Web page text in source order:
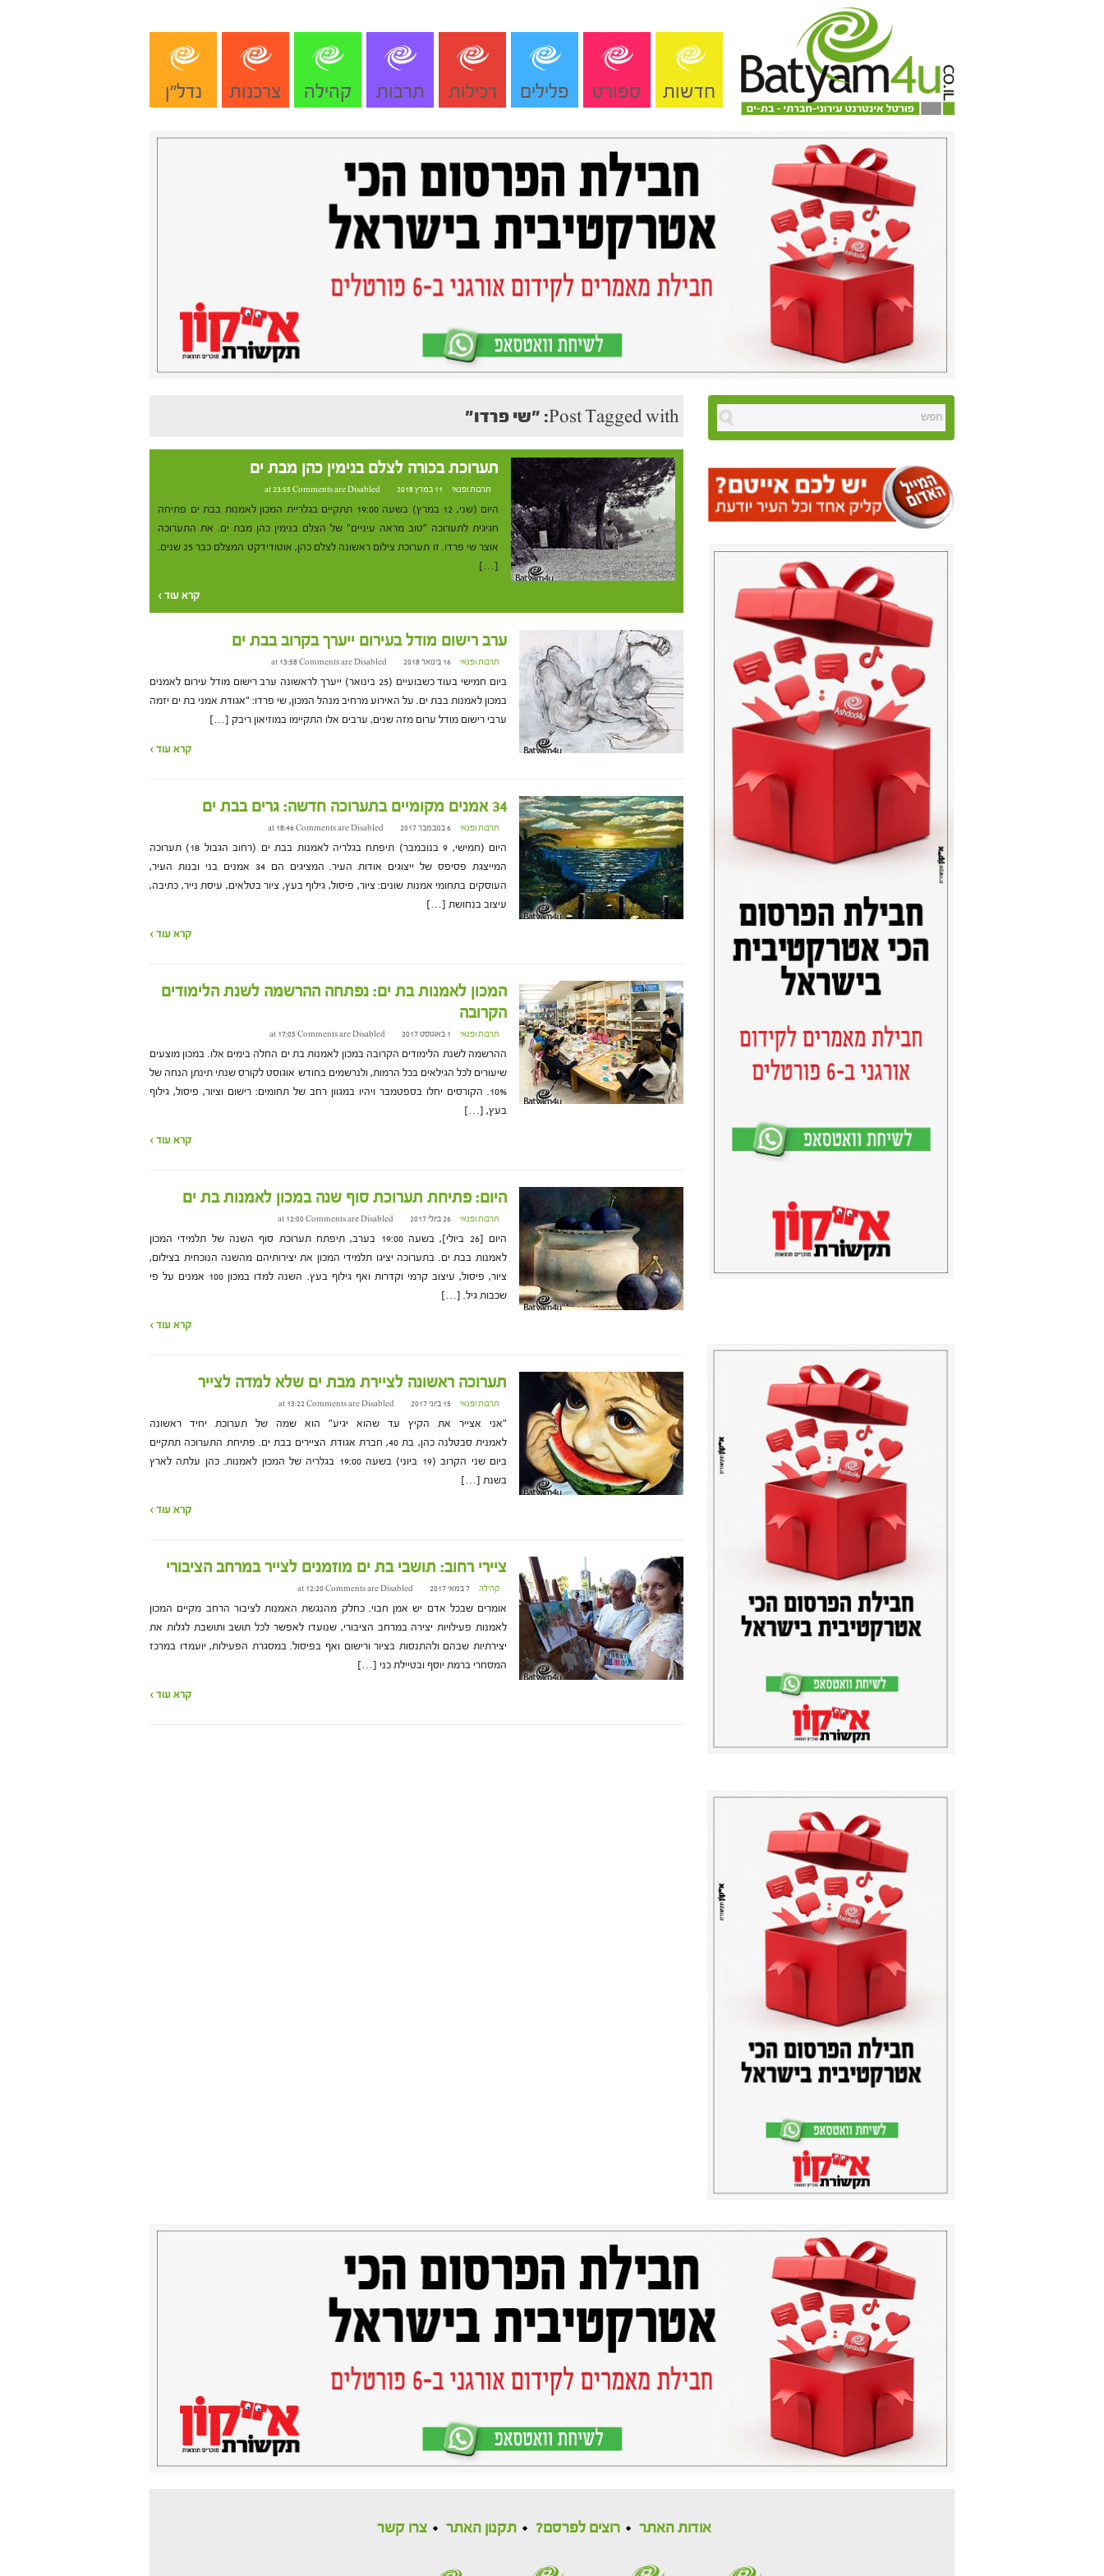
חדשות ספורט פלילים רכילות תרבות קהילה צרכנות נדל"ן
Post Tagged with: "שי פרדו"
תערוכת בכורה לצלם בנימין כהן מבת ים
תרבות ופנאי 11 במרץ 2018 at 23:55 Comments are Disabled
היום (שני, 12 במרץ) בשעה 19:00 תתקיים בגלריית המכון לאמנות בבת ים פתיחה
חגיגית לתערוכה "טוב מראה עיניים" של הצלם בנימין כהן מבת ים. את התערוכה
אוצר שי פרדו. זו תערוכת צילום ראשונה לצלם כהן, אוטודידקט המצלם כבר 25 שנים.
[…]
קרא עוד ›
ערב רישום מודל בעירום ייערך בקרוב בבת ים
תרבות ופנאי 16 בינואר 2018 at 13:58 Comments are Disabled
ביום חמישי בעוד כשבועיים (25 בינואר) ייערך לראשונה ערב רישום מודל עירום לאמנים
במכון לאמנות בבת ים. על האירוע מרחיב מנהל המכון, שי פרדו: "אגודת אמני בת ים יזמה
ערבי רישום מודל ערום מזה שנים, ערבים אלו התקיימו במוזיאון ריבק […]
קרא עוד ›
34 אמנים מקומיים בתערוכה חדשה: גרים בבת ים
תרבות ופנאי 6 בנובמבר 2017 at 18:46 Comments are Disabled
היום (חמישי, 9 בנובמבר) תיפתח בגלריה לאמנות בבת ים (רחוב הגבול 18) תערוכה
המייצגת פסיפס של ייצוגים אודות העיר. המציגים הם 34 אמנים בני ובנות העיר,
העוסקים בתחומי אמנות שונים: ציור, פיסול, גילוף בעץ, ציור בטלאים, עיסת נייר, כתיבה,
עיצוב בנחושת […]
קרא עוד ›
המכון לאמנות בת ים: נפתחה ההרשמה לשנת הלימודים
הקרובה
תרבות ופנאי 1 באוגוסט 2017 at 17:05 Comments are Disabled
ההרשמה לשנת הלימודים הקרובה במכון לאמנות בת ים החלה בימים אלו. במכון מוצעים
שיעורים לכל הגילאים בכל הרמות, ולנרשמים בחודש אוגוסט לקורס שנתי תינתן הנחה של
10%. הקורסים יחלו בספטמבר ויהיו במגוון רחב של תחומים: רישום וציור, פיסול, גילוף
בעץ, […]
קרא עוד ›
היום: פתיחת תערוכת סוף שנה במכון לאמנות בת ים
תרבות ופנאי 26 ביולי 2017 at 12:00 Comments are Disabled
היום [26 ביולי], בשעה 19:00 בערב, תיפתח תערוכת סוף השנה של תלמידי המכון
לאמנות בבת ים. בתערוכה יציגו תלמידי המכון את יצירותיהם מהשנה הנוכחית בצילום,
ציור, פיסול, עיצוב קרמי וקדרות ואף גילוף בעץ. השנה למדו במכון 100 אמנים על פי
שכבות גיל. […]
קרא עוד ›
תערוכה ראשונה לציירת מבת ים שלא למדה לצייר
תרבות ופנאי 15 ביוני 2017 at 13:22 Comments are Disabled
"אני אצייר את הקיץ עד שהוא יגיע" הוא שמה של תערוכת יחיד ראשונה
לאמנית סבטלנה כהן, בת 40, חברת אגודת הציירים בבת ים. פתיחת התערוכה תתקיים
ביום שני הקרוב (19 ביוני) בשעה 19:00 בגלריה של המכון לאמנות. כהן עלתה לארץ
בשנת […]
קרא עוד ›
ציירי רחוב: תושבי בת ים מוזמנים לצייר במרחב הציבורי
קהילה 7 במאי 2017 at 12:20 Comments are Disabled
אומרים שבכל אדם יש אמן חבוי. כחלק מהנגשת האמנות לציבור הרחב מקיים המכון
לאמנות פעילויות יצירה במרחב הציבורי, שנועדו לאפשר לכל תושב ותושבת לגלות את
יצירתיות שבהם ולהתנסות בציור ורישום ואף בפיסול. במסגרת הפעילות, יועמדו במרכז
המסחרי ברמת יוסף ובטיילת כני […]
קרא עוד ›
אודות האתר רוצים לפרסם? תקנון האתר צרו קשר